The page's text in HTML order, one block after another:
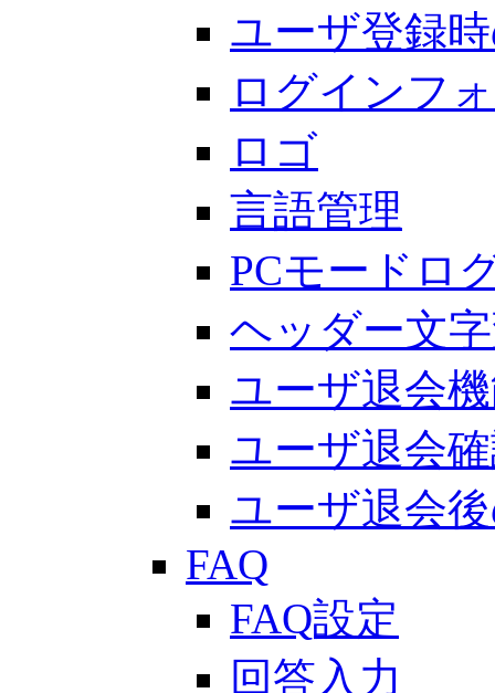
ユーザ登録
ログインフ
ロゴ
言語管理
PCモードロ
ヘッダー文
ユーザ退会
ユーザ退会
ユーザ退会
FAQ
FAQ設定
回答入力